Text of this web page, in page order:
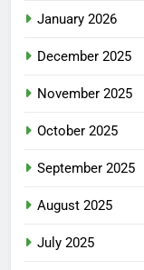
January 2026
December 2025
November 2025
October 2025
September 2025
August 2025
July 2025